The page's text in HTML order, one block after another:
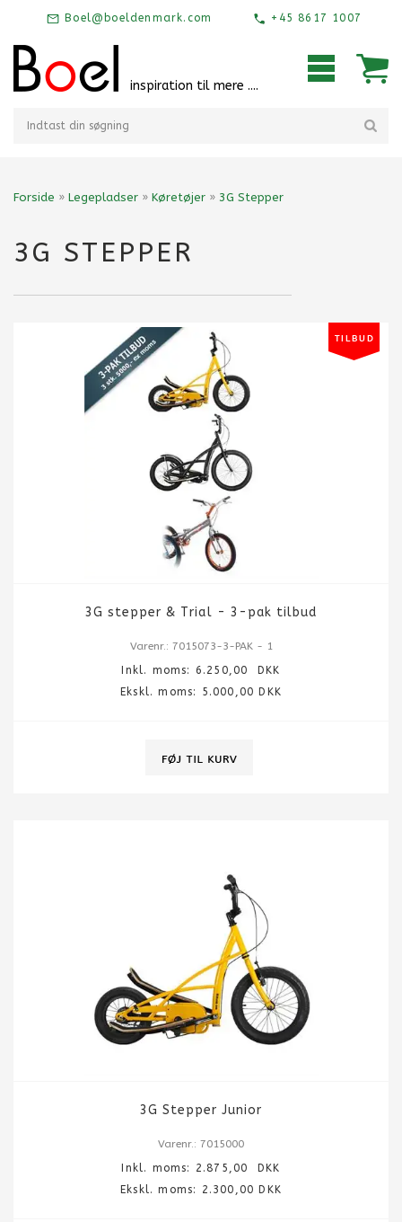
+45 8617 1007
Boel@boeldenmark.com
inspiration til mere ....
Forside » Legepladser » Køretøjer » 3G Stepper
3G STEPPER
3G stepper & Trial - 3-pak tilbud
Varenr.: 7015073-3-PAK - 1
Inkl. moms: 6.250,00
DKK
Ekskl. moms: 5.000,00 DKK
3G Stepper Junior
Varenr.: 7015000
Inkl. moms: 2.875,00
DKK
Ekskl. moms: 2.300,00 DKK